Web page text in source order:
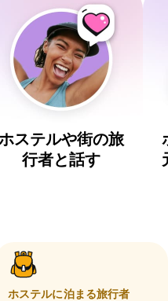
ステルや街の旅
行者と話す
ホステルに泊まる旅行者